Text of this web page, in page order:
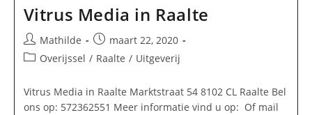
Vitrus Media in Raalte
Bericht
auteur:
Mathilde
Bericht
gepubliceerd
maart 22, 2020
Berichtcategorie:
Overijssel / Raalte / Uitgeverij
Vitrus Media in Raalte Marktstraat 54 8102 CL Raalte Bel
ons op: 572362551 Meer informatie vind u op: Of mail